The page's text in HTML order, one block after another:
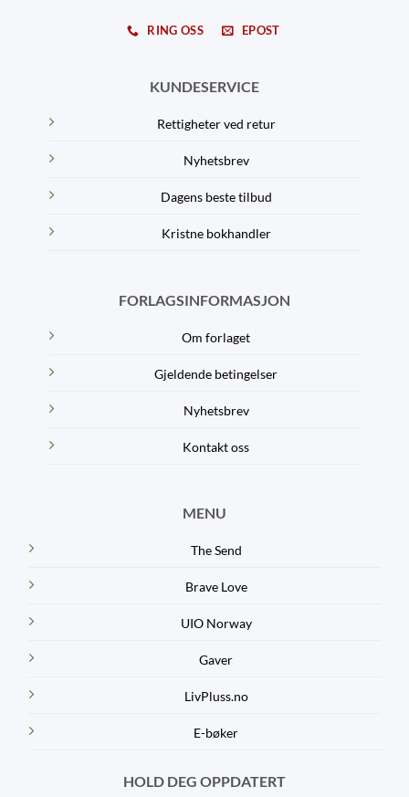
RING OSS EPOST
KUNDESERVICE
Rettigheter ved retur
Nyhetsbrev
Dagens beste tilbud
Kristne bokhandler
FORLAGSINFORMASJON
Om forlaget
Gjeldende betingelser
Nyhetsbrev
Kontakt oss
MENU
The Send
Brave Love
UIO Norway
Gaver
LivPluss.no
E-bøker
HOLD DEG OPPDATERT